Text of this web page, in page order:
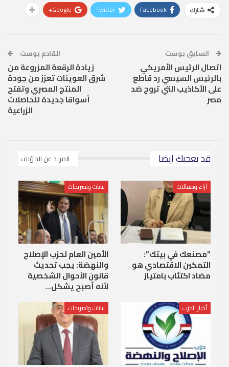
شارك Facebook
Twitter
Google+
السابق بوست
اتصال الرئيس الأمريكي
بالرئيس السيسي رد قاطع
على الأكاذيب التي تروج ضد
مصر
القادم بوست
زيادة الرقعة المزروعة من
شرق العوينات تعزز من جودة
المنتج المصري وتفتح
أسواقا جديدة للحاصلات
الزراعية
قد يعجبك ايضا المزيد عن المؤلف
آراء ومقالات
“مصنعك في بيتك”:
التمكين الاقتصادي هو
مضاد اكتئاب بامتياز
بيانات وتصريحات
الأمين العام لحزب الإصلاح
والنهضة: يجب تحديث
قانون الأحوال الشخصية
لأنه أصبح يشكل…
أخبار الحزب بيانات وتصريحات